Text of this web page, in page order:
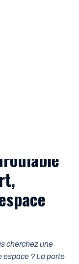
cherchez une
? La porte